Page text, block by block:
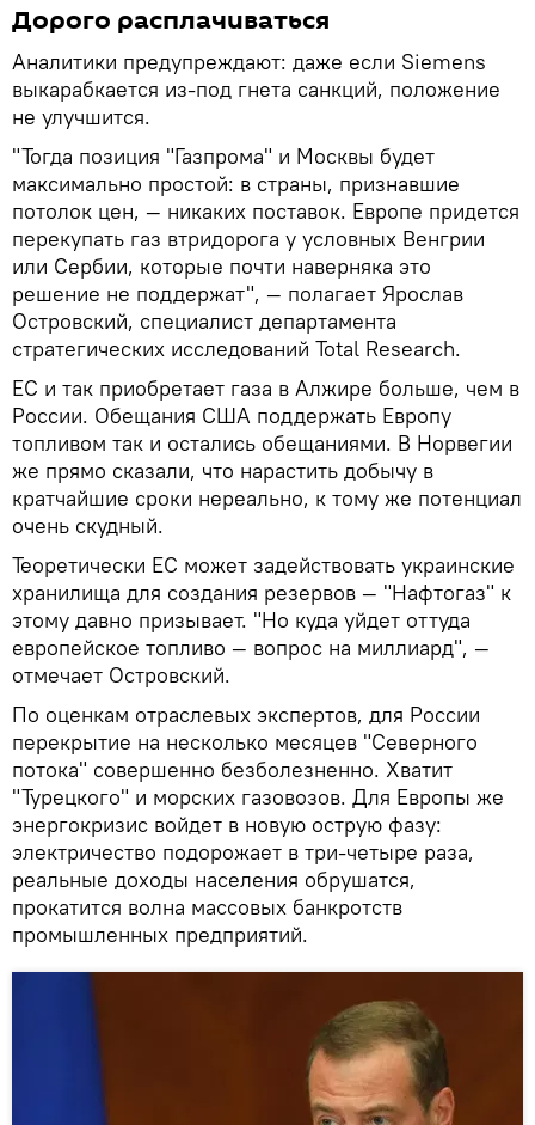
Дорого расплачиваться
Аналитики предупреждают: даже если Siemens
выкарабкается из-под гнета санкций, положение
не улучшится.
"Тогда позиция "Газпрома" и Москвы будет
максимально простой: в страны, признавшие
потолок цен, — никаких поставок. Европе придется
перекупать газ втридорога у условных Венгрии
или Сербии, которые почти наверняка это
решение не поддержат", — полагает Ярослав
Островский, специалист департамента
стратегических исследований Total Research.
ЕС и так приобретает газа в Алжире больше, чем в
России. Обещания США поддержать Европу
топливом так и остались обещаниями. В Норвегии
же прямо сказали, что нарастить добычу в
кратчайшие сроки нереально, к тому же потенциал
очень скудный.
Теоретически ЕС может задействовать украинские
хранилища для создания резервов — "Нафтогаз" к
этому давно призывает. "Но куда уйдет оттуда
европейское топливо — вопрос на миллиард", —
отмечает Островский.
По оценкам отраслевых экспертов, для России
перекрытие на несколько месяцев "Северного
потока" совершенно безболезненно. Хватит
"Турецкого" и морских газовозов. Для Европы же
энергокризис войдет в новую острую фазу:
электричество подорожает в три-четыре раза,
реальные доходы населения обрушатся,
прокатится волна массовых банкротств
промышленных предприятий.